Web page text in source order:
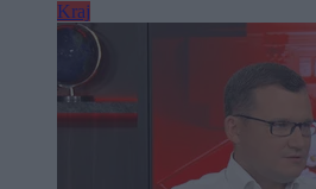
Kraj